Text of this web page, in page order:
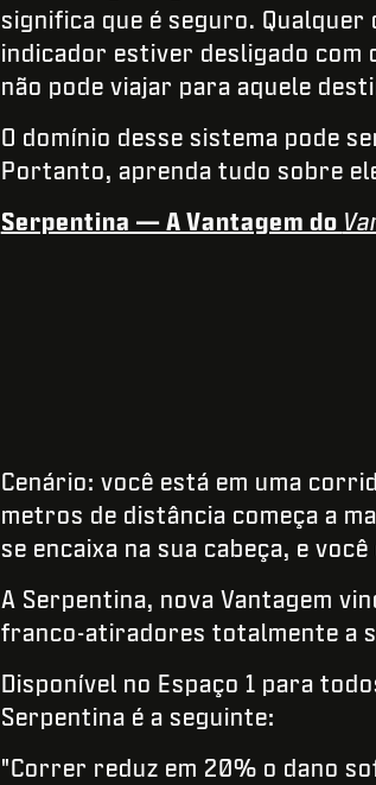
significa que é seguro.
indicador estiver desligado com
não pode viajar para aquele
O domínio desse sistema pode
Portanto, aprenda tudo sobre
Serpentina — A Vantagem do
Cenário: você está em uma
metros de distância começa a
se encaixa na sua cabeça, e
A Serpentina, nova Vantagem
franco-atiradores totalmente a
Disponível no Espaço 1 para
Serpentina é a seguinte:
"Correr reduz em 20% o dano